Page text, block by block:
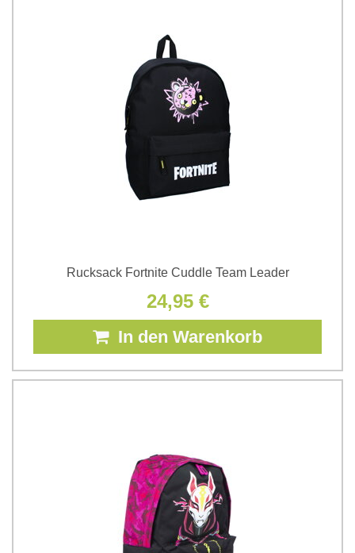
Rucksack Fortnite Cuddle Team Leader
24,95 €
In den Warenkorb